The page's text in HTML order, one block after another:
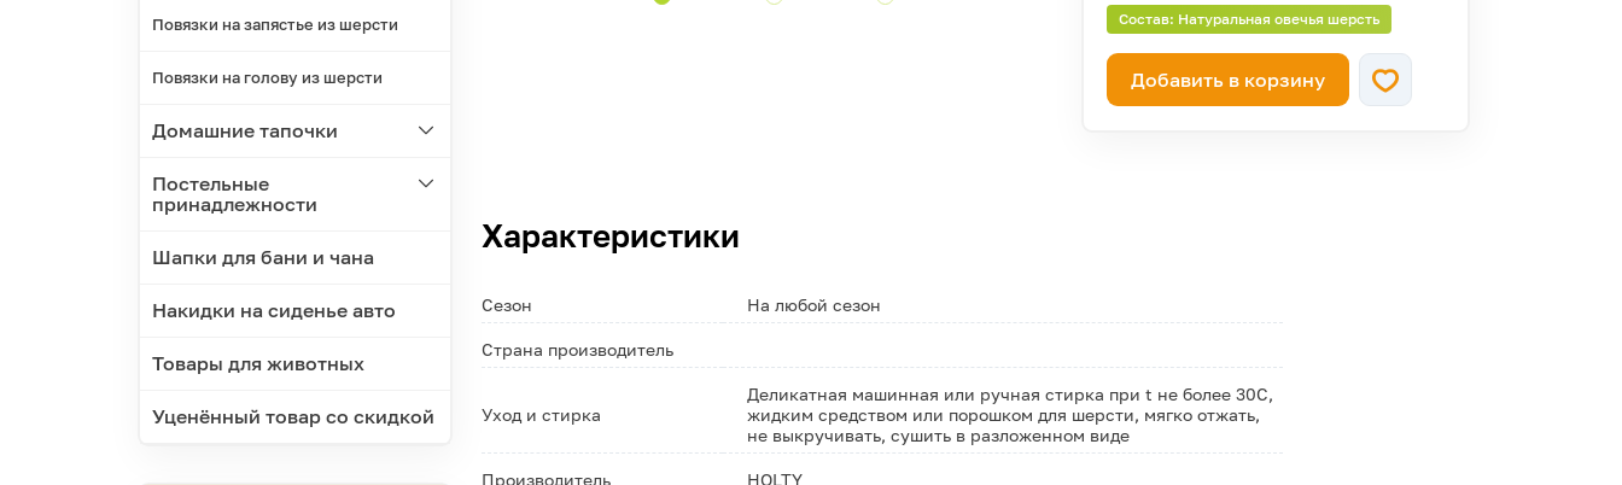
Повязки на запястье из шерсти
Повязки на голову из шерсти
Домашние тапочки
Постельные
принадлежности
Шапки для бани и чана
Накидки на сиденье авто
Товары для животных
Уценённый товар со скидкой
Состав: Натуральная овечья шерсть
Добавить в корзину
Характеристики
Сезон На любой сезон
Страна производитель
Уход и стирка
Деликатная машинная или ручная стирка при t не более 30С,
жидким средством или порошком для шерсти, мягко отжать,
не выкручивать, сушить в разложенном виде
Производитель HOLTY